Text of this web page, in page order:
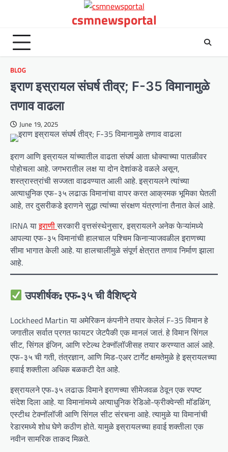
csmnewsportal
BLOG
इराण इस्रायल संघर्ष तीव्र; F-35 विमानामुळे
तणाव वाढला
June 19, 2025
इराण आणि इस्रायल यांच्यातील वाढता संघर्ष आता धोक्याच्या पातळीवर
पोहोचला आहे. जगभरातील लक्ष या दोन देशांकडे वळले असून,
शस्त्रास्त्रांची सज्जता वाढवण्यात आली आहे. इस्रायलने त्यांच्या
अत्याधुनिक एफ-३५ लढाऊ विमानांचा वापर करत आक्रमक भूमिका घेतली
आहे, तर दुसरीकडे इराणने सुद्धा त्यांच्या संरक्षण यंत्रणांना तैनात केलं आहे.
IRNA याइराणीसरकारी वृत्तसंस्थेनुसार, इस्रायलने अनेक फेऱ्यांमध्ये
आपल्या एफ-३५ विमानांची हालचाल पश्चिम किनाऱ्याजवळील इराणच्या
सीमा भागात केली आहे. या हालचालींमुळे संपूर्ण क्षेत्रात तणाव निर्माण झाला
आहे.
उपशीर्षक: एफ-३५ ची वैशिष्ट्ये
Lockheed Martin या अमेरिकन कंपनीने तयार केलेलं F-35 विमान हे
जगातील सर्वात प्रगत फायटर जेटपैकी एक मानलं जातं. हे विमान सिंगल
सीट, सिंगल इंजिन, आणि स्टेल्थ टेक्नॉलॉजीसह तयार करण्यात आलं आहे.
एफ-३५ ची गती, तंत्रज्ञान, आणि मिड-एअर टार्गेट क्षमतेमुळे हे इस्रायलच्या
हवाई शक्तीला अधिक बळकटी देत आहे.
इस्रायलने एफ‑३५ लढाऊ विमाने इराणच्या सीमेजवळ ठेवून एक स्पष्ट
संदेश दिला आहे. या विमानांमध्ये अत्याधुनिक रेडिओ-फ्रीक्वेन्सी मॉडळिंग,
एस्टीथ टेक्नॉलॉजी आणि सिंगल सीट संरचना आहे. त्यामुळे या विमानांची
रेडारमध्ये शोध घेणे कठीण होते. यामुळे इस्रायलच्या हवाई शक्तीला एक
नवीन सामरिक ताकद मिळते.